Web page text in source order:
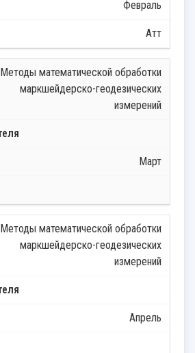
Февраль
Атт
Методы математической обработки
маркшейдерско-геодезических
измерений
Март
Методы математической обработки
маркшейдерско-геодезических
измерений
Апрель